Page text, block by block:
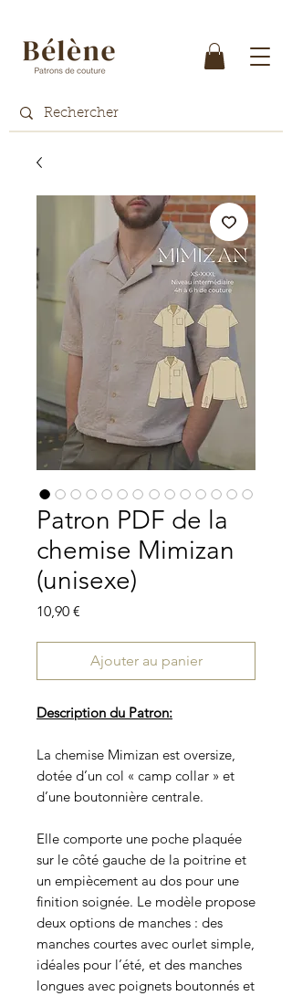
Patron PDF de la
chemise Mimizan
(unisexe)
10,90 €
Ajouter au panier
Description du Patron:
La chemise Mimizan est oversize,
dotée d’un col « camp collar » et
d’une boutonnière centrale.
Elle comporte une poche plaquée
sur le côté gauche de la poitrine et
un empiècement au dos pour une
finition soignée. Le modèle propose
deux options de manches : des
manches courtes avec ourlet simple,
idéales pour l’été, et des manches
longues avec poignets boutonnés et